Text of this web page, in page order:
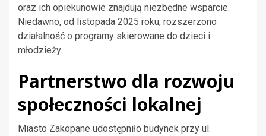
oraz ich opiekunowie znajdują niezbędne wsparcie.
Niedawno, od listopada 2025 roku, rozszerzono
działalność o programy skierowane do dzieci i
młodzieży.
Partnerstwo dla rozwoju
społeczności lokalnej
Miasto Zakopane udostępniło budynek przy ul.